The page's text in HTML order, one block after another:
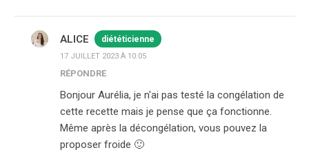
ALICE diététicienne
17 JUILLET 2023 À 10:05
RÉPONDRE
Bonjour Aurélia, je n'ai pas testé la congélation de
cette recette mais je pense que ça fonctionne.
Même après la décongélation, vous pouvez la
proposer froide 🙂